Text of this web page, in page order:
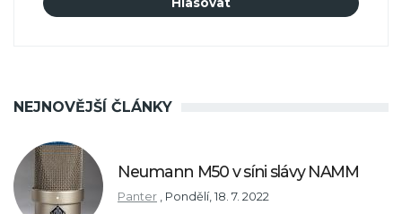
NEJNOVĚJŠÍ ČLÁNKY
Neumann M50 v síni slávy NAMM
Panter Pondělí, 18. 7. 2022